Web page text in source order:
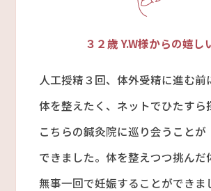
３２歳 Y.W様からの嬉し
人工授精３回、体外受精に進む前
体を整えたく、ネットでひたすら
こちらの鍼灸院に巡り会うことが
できました。体を整えつつ挑んだ
無事一回で妊娠することができま